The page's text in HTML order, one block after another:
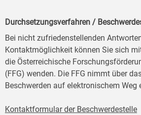
Durchsetzungsverfahren /
Bei nicht zufriedenstellenden
Kontaktmöglichkeit können Sie sich
die Österreichische
(FFG) wenden. Die FFG nimmt über
Beschwerden auf elektronischem Weg
Kontaktformular der Beschwerdestelle